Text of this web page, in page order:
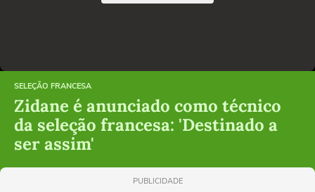
SELEÇÃO FRANCESA
Zidane é anunciado como técnico
da seleção francesa: 'Destinado a
ser assim'
PUBLICIDADE